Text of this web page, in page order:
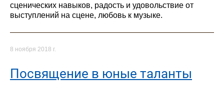
сценических навыков, радость и удовольствие от
выступлений на сцене, любовь к музыке.
8 ноября 2018 г.
Посвящение в юные таланты